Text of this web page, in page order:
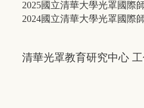
2025國立清華大學光罩國際
2024國立清華大學光罩國際
清華光罩教育研究中心